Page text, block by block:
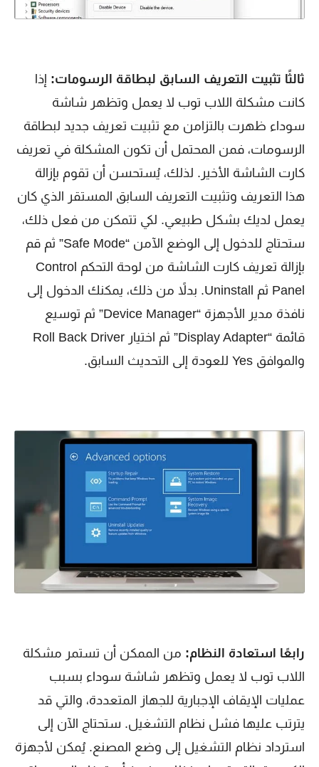
ثالثًا تثبيت التعريف السابق لبطاقة الرسومات: إذا
كانت مشكلة اللاب توب لا يعمل وتظهر شاشة
سوداء ظهرت بالتزامن مع تثبيت تعريف جديد لبطاقة
الرسومات، فمن المحتمل أن تكون المشكلة في تعريف
كارت الشاشة الأخير. لذلك، يُستحسن أن تقوم بإزالة
هذا التعريف وتثبيت التعريف السابق المستقر الذي كان
يعمل لديك بشكل طبيعي. لكي تتمكن من فعل ذلك،
ستحتاج للدخول إلى الوضع الآمن “Safe Mode” ثم قم
بإزالة تعريف كارت الشاشة من لوحة التحكم Control
Panel ثم Uninstall. بدلاً من ذلك، يمكنك الدخول إلى
نافذة مدير الأجهزة “Device Manager” ثم توسيع
قائمة “Display Adapter” ثم اختيار Roll Back Driver
والموافق Yes للعودة إلى التحديث السابق.
رابعًا استعادة النظام: من الممكن أن تستمر مشكلة
اللاب توب لا يعمل وتظهر شاشة سوداء بسبب
عمليات الإيقاف الإجبارية للجهاز المتعددة، والتي قد
يترتب عليها فشل نظام التشغيل. ستحتاج الآن إلى
استرداد نظام التشغيل إلى وضع المصنع. يُمكن لأجهزة